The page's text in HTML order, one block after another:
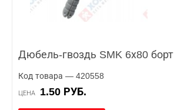
Дюбель-гвоздь SMK 6х80 борт
Код товара — 420558
ЦЕНА 1.50 РУБ.